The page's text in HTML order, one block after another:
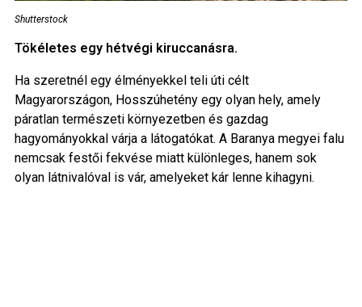
Shutterstock
Tökéletes egy hétvégi kiruccanásra.
Ha szeretnél egy élményekkel teli úti célt
Magyarországon, Hosszúhetény egy olyan hely, amely
páratlan természeti környezetben és gazdag
hagyományokkal várja a látogatókat. A Baranya megyei falu
nemcsak festői fekvése miatt különleges, hanem sok
olyan látnivalóval is vár, amelyeket kár lenne kihagyni.